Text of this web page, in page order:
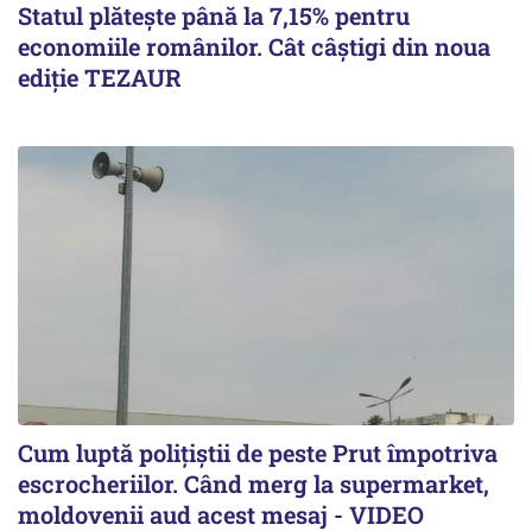
Statul plătește până la 7,15% pentru
economiile românilor. Cât câștigi din noua
ediție TEZAUR
Cum luptă polițiștii de peste Prut împotriva
escrocheriilor. Când merg la supermarket,
moldovenii aud acest mesaj - VIDEO